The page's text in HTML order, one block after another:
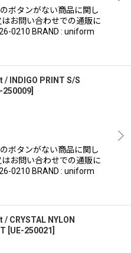
ボタンがない商品に関し
はお問い合わせでの通販に
0210 BRAND : uniform
INDIGO PRINT S/S
250009
ボタンがない商品に関し
はお問い合わせでの通販に
0210 BRAND : uniform
CRYSTAL NYLON
UE-250021